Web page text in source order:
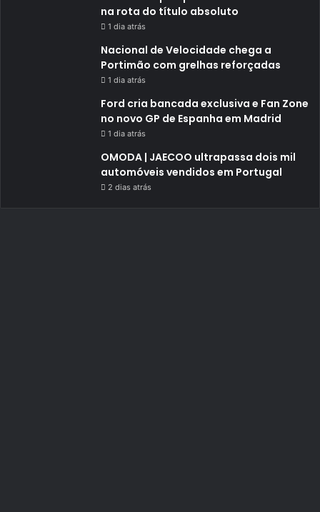
na rota do título absoluto
1 dia atrás
Nacional de Velocidade chega a
Portimão com grelhas reforçadas
1 dia atrás
Ford cria bancada exclusiva e Fan Zone
no novo GP de Espanha em Madrid
1 dia atrás
OMODA | JAECOO ultrapassa dois mil
automóveis vendidos em Portugal
2 dias atrás